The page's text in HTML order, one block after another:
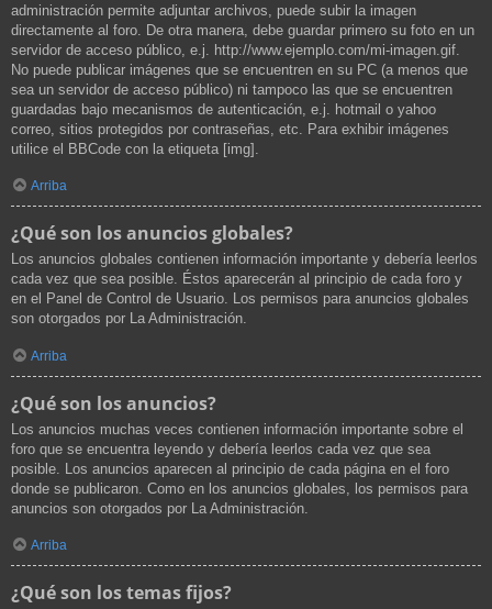
administración permite adjuntar archivos, puede subir la imagen
directamente al foro. De otra manera, debe guardar primero su foto en un
servidor de acceso público, e.j. http://www.ejemplo.com/mi-imagen.gif.
No puede publicar imágenes que se encuentren en su PC (a menos que
sea un servidor de acceso público) ni tampoco las que se encuentren
guardadas bajo mecanismos de autenticación, e.j. hotmail o yahoo
correo, sitios protegidos por contraseñas, etc. Para exhibir imágenes
utilice el BBCode con la etiqueta [img].
Arriba
¿Qué son los anuncios globales?
Los anuncios globales contienen información importante y debería leerlos
cada vez que sea posible. Éstos aparecerán al principio de cada foro y
en el Panel de Control de Usuario. Los permisos para anuncios globales
son otorgados por La Administración.
Arriba
¿Qué son los anuncios?
Los anuncios muchas veces contienen información importante sobre el
foro que se encuentra leyendo y debería leerlos cada vez que sea
posible. Los anuncios aparecen al principio de cada página en el foro
donde se publicaron. Como en los anuncios globales, los permisos para
anuncios son otorgados por La Administración.
Arriba
¿Qué son los temas fijos?